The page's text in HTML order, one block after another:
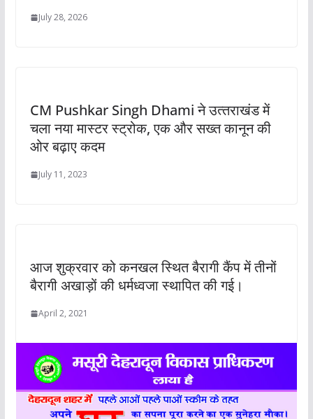
July 28, 2026
CM Pushkar Singh Dhami ने उत्‍तराखंड में
चला नया मास्‍टर स्ट्रोक, एक और सख्‍त कानून की
ओर बढ़ाए कदम
July 11, 2023
आज शुक्रवार को कनखल स्थित बैरागी कैंप में तीनों
बैरागी अखाड़ों की धर्मध्वजा स्थापित की गई।
April 2, 2021